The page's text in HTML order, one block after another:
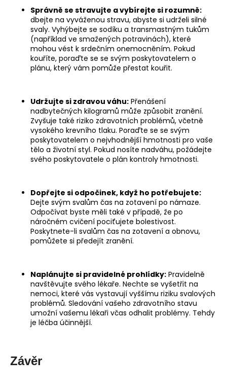
Správně se stravujte a vybírejte si rozumně:
dbejte na vyváženou stravu, abyste si udrželi silné
svaly. Vyhýbejte se sodíku a transmastným tukům
(například ve smažených potravinách), které
mohou vést k srdečním onemocněním. Pokud
kouříte, poraďte se se svým poskytovatelem o
plánu, který vám pomůže přestat kouřit.
Udržujte si zdravou váhu: Přenášení
nadbytečných kilogramů může způsobit zranění.
Zvyšuje také riziko zdravotních problémů, včetně
vysokého krevního tlaku. Poraďte se se svým
poskytovatelem o nejvhodnější hmotnosti pro vaše
tělo a životní styl. Pokud nosíte nadváhu, požádejte
svého poskytovatele o plán kontroly hmotnosti.
Dopřejte si odpočinek, když ho potřebujete:
Dejte svým svalům čas na zotavení po námaze.
Odpočívat byste měli také v případě, že po
náročném cvičení pociťujete bolestivost.
Poskytnete-li svalům čas na zotavení a obnovu,
pomůžete si předejít zranění.
Naplánujte si pravidelné prohlídky: Pravidelně
navštěvujte svého lékaře. Nechte se vyšetřit na
nemoci, které vás vystavují vyššímu riziku svalových
problémů. Sledování vašeho zdravotního stavu
umožní vašemu lékaři včas odhalit problémy. Tehdy
je léčba účinnější.
Závěr